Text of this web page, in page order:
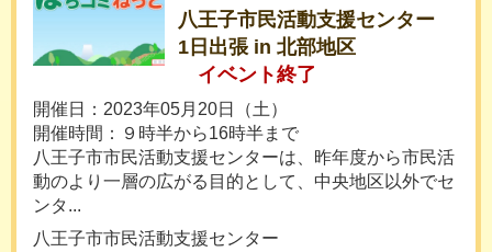
八王子市民活動支援センター
1日出張 in 北部地区
イベント終了
開催日：2023年05月20日（土）
開催時間：９時半から16時半まで
八王子市市民活動支援センターは、昨年度から市民活
動のより一層の広がる目的として、中央地区以外でセ
ンタ...
八王子市市民活動支援センター